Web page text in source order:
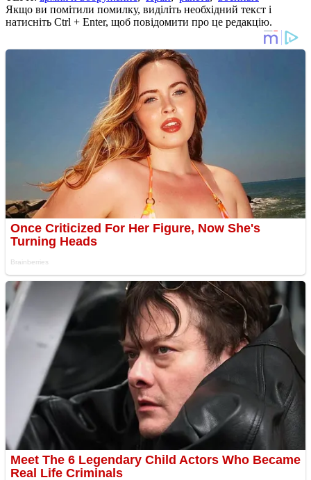
Якщо ви помітили помилку, виділіть необхідний текст і
натисніть Ctrl + Enter, щоб повідомити про це редакцію.